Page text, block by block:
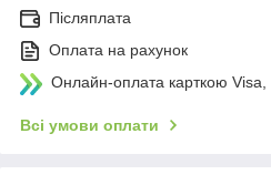
Післяплата
Оплата на рахунок
Онлайн-оплата карткою
Всі умови оплати